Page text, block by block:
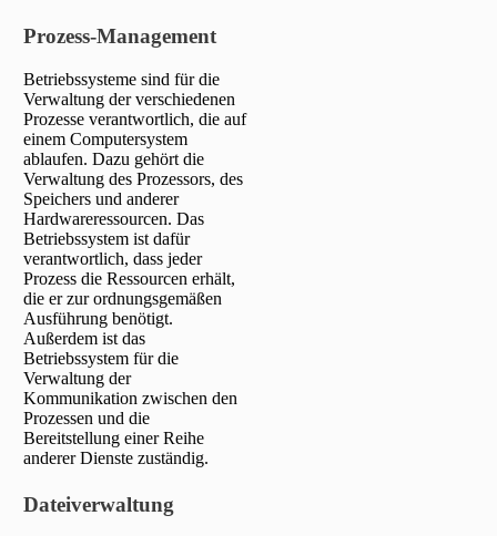
Prozess-Management
Betriebssysteme sind für die
Verwaltung der verschiedenen
Prozesse verantwortlich, die auf
einem Computersystem
ablaufen. Dazu gehört die
Verwaltung des Prozessors, des
Speichers und anderer
Hardwareressourcen. Das
Betriebssystem ist dafür
verantwortlich, dass jeder
Prozess die Ressourcen erhält,
die er zur ordnungsgemäßen
Ausführung benötigt.
Außerdem ist das
Betriebssystem für die
Verwaltung der
Kommunikation zwischen den
Prozessen und die
Bereitstellung einer Reihe
anderer Dienste zuständig.
Dateiverwaltung